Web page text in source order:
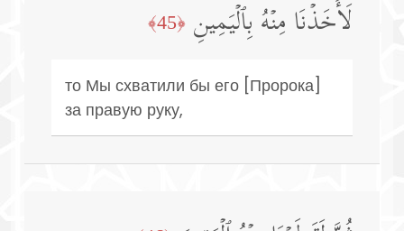
لَأَخَذۡنَا مِنۡهُ بِٱلۡیَمِینِ ﴿45﴾
то Мы схватили бы его [Пророка]
за правую руку,